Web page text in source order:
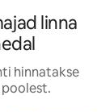
linna
hinnatakse